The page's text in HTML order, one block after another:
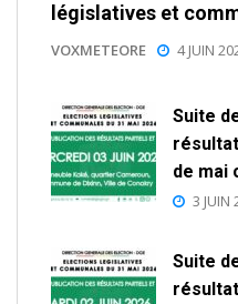
législatives et
VOXMETEORE 4 JUIN
Suite
de mai
3 JUIN
Suite